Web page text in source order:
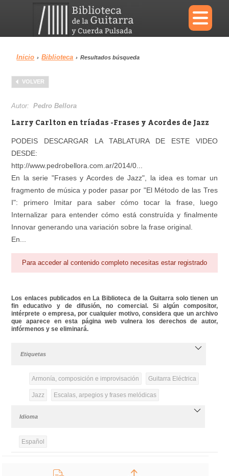
×
Menu
Biblioteca
Área personal
Inicio › Biblioteca › Resultados búsqueda
VOLVER
Autor:Pedro Bellora
Larry Carlton en tríadas -Frases y Acordes de Jazz
PODEIS DESCARGAR LA TABLATURA DE ESTE VIDEO
DESDE:
http://www.pedrobellora.com.ar/2014/0...
En la serie "Frases y Acordes de Jazz", la idea es tomar un
fragmento de música y poder pasar por "El Método de las Tres
I": primero Imitar para saber cómo tocar la frase, luego
Internalizar para entender cómo está construída y finalmente
Innovar generando una variación sobre la frase original.
En...
Para acceder al contenido completo necesitas estar registrado
Los enlaces publicados en La Biblioteca de la Guitarra solo tienen un
fin educativo y de difusión, no comercial. Si algún compositor,
intérprete o empresa, por cualquier motivo, considera que un archivo
que aparece en esta página web vulnera los derechos de autor,
infórmenos y se eliminará.
Etiquetas
Armonía, composición e improvisación Guitarra Eléctrica
Jazz Escalas, arpegios y frases melódicas
Idioma
Español